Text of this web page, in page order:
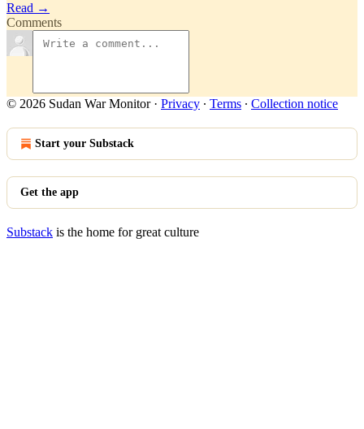
Read →
Comments
© 2026 Sudan War Monitor· Privacy ∙ Terms ∙ Collection notice
Start your Substack
Get the app
Substack is the home for great culture